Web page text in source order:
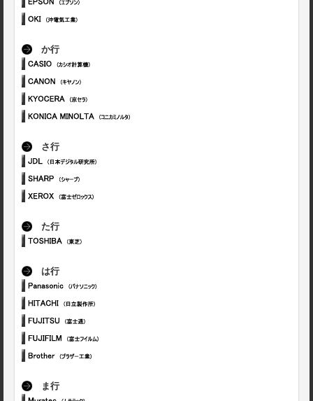
か行
さ行
た行
は行
ま行